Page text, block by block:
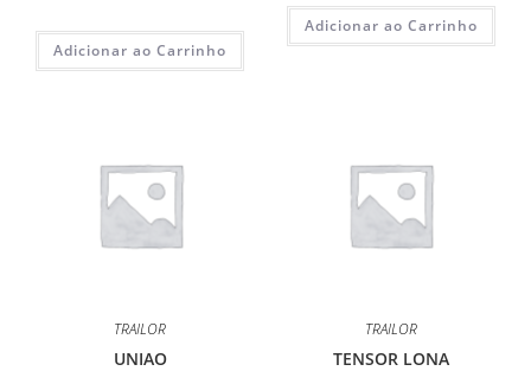
Adicionar ao Carrinho
Adicionar ao Carrinho
TRAILOR
UNIAO
TRAILOR
TENSOR LONA